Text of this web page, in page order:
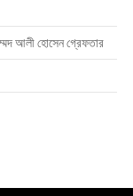
আলী হোসেন গ্রেফতার